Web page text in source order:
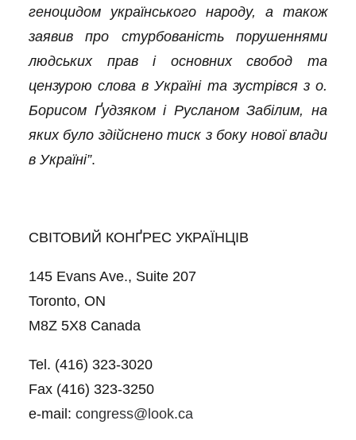
геноцидом українського народу, а також
заявив про стурбованість порушеннями
людських прав і основних свобод та
цензурою слова в Україні та зустрівся з о.
Борисом Ґудзяком і Русланом Забілим, на
яких було здійснено тиск з боку нової влади
в Україні”.
СВІТОВИЙ КОНҐРЕС УКРАЇНЦІВ
145 Evans Ave., Suite 207
Toronto, ON
M8Z 5X8 Canada
Tel. (416) 323-3020
Fax (416) 323-3250
e-mail: congress@look.ca